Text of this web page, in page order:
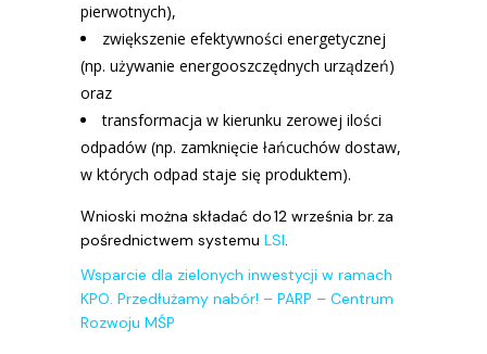
pierwotnych),
zwiększenie efektywności energetycznej
(np. używanie energooszczędnych urządzeń)
oraz
transformacja w kierunku zerowej ilości
odpadów (np. zamknięcie łańcuchów dostaw,
w których odpad staje się produktem).
Wnioski można składać do 12 września br. za
pośrednictwem systemu LSI.
Wsparcie dla zielonych inwestycji w ramach
KPO. Przedłużamy nabór! – PARP – Centrum
Rozwoju MŚP